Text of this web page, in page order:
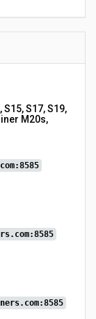
S17, S19,
M20s,